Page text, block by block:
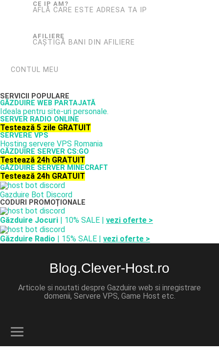
CE IP AM?
AFLĂ CARE ESTE ADRESA TA IP
AFILIERE
CAȘTIGĂ BANI DIN AFILIERE
CONTUL MEU
SERVICII POPULARE
GĂZDUIRE WEB PARTAJATĂ
Ideala pentru site-uri personale.
SERVER RADIO ONLINE
Testează 5 zile GRATUIT
SERVERE VPS
Hosting servere VPS Romania
GĂZDUIRE SERVER CS:GO
Testează 24h GRATUIT
GĂZDUIRE SERVER MINECRAFT
Testează 24h GRATUIT
Gazduire Bot Discord
CODURI PROMOȚIONALE
Găzduire Jocuri | 10% SALE | vezi oferte >
Găzduire Radio | 15% SALE | vezi oferte >
Blog.Clever-Host.ro
Articole si noutati despre Gazduire web si inregistrare
domenii, Servere VPS, Game Host etc.